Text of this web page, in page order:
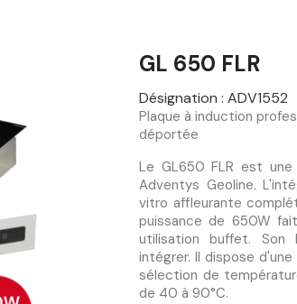
GL 650 FLR
Désignation : ADV1552
Plaque à induction
déportée
Le GL650 FLR est
Adventys Geoline.
vitro affleurante
puissance de 650W
utilisation buffet. Son
intégrer. Il dispose
sélection de
de 40 à 90°C.